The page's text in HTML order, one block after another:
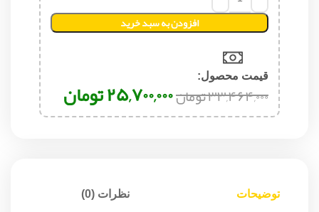
افزودن به سبد خرید
قیمت محصول:​
۳۳,۴۶۴,۰۰۰تومان۲۵,۷۰۰,۰۰۰تومان
توضیحات نظرات (0)